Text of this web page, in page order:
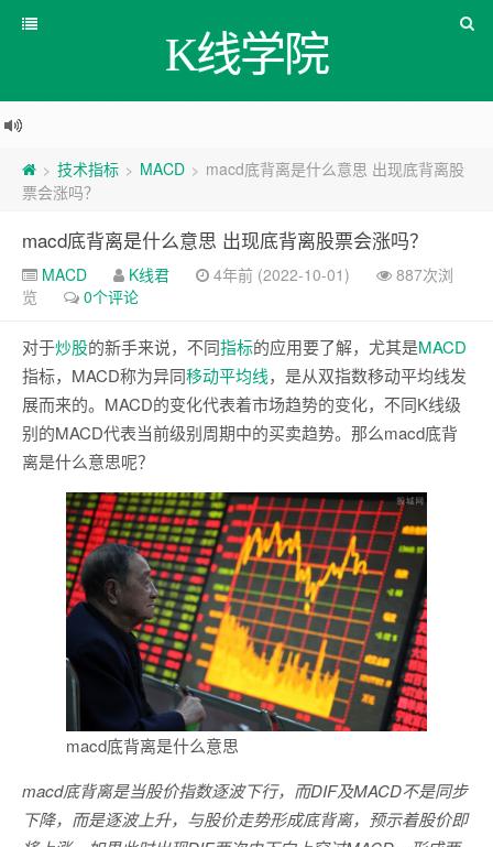
K线学院
> 技术指标 > MACD > macd底背离是什么意思 出现底背离股
票会涨吗？
macd底背离是什么意思 出现底背离股票会涨吗？
MACD K线君 4年前 (2022-10-01)
887次浏
览
0个评论
对于炒股的新手来说，不同指标的应用要了解，尤其是MACD
指标，MACD称为异同移动平均线，是从双指数移动平均线发
展而来的。MACD的变化代表着市场趋势的变化，不同K线级
别的MACD代表当前级别周期中的买卖趋势。那么macd底背
离是什么意思呢？
macd底背离是什么意思
macd底背离是当股价指数逐波下行，而DIF及MACD不是同步
下降，而是逐波上升，与股价走势形成底背离，预示着股价即